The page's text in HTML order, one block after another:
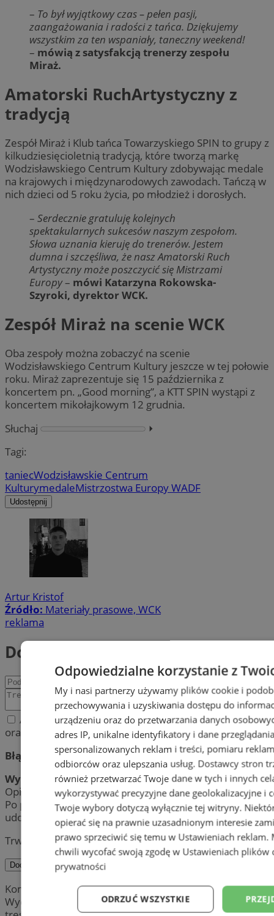
– To był wyjątkowy czas – pełen pasji,
zaangażowania i radości z tańca. Dziękujemy
wszystkim za ten wspaniały, taneczny weekend!
– mówią z satysfakcją trenerzy zespołu
Miraż.
Amatorski RuchArtystyczny z
tradycją
Zespół Miraż i Klub tańca Towarzyskiego SPIN to grupy z
kilkudziesięcioletnią tradycją, które tworzą markę
Wodzisławskiego Centrum Kultury zdobywając medale
na krajowych i międzynarodowych zawodach. Tańczą w
nich dzieci od 5 roku życia, po młodzież i dorosłych.
– Serdecznie gratuluję kolejnych
spektakularnych sukcesów naszym zespołom.
Słowa uznania kieruję do trenerów. Jestem
dumna i szczęśliwa, że nasz Amatorski Ruch
Artystyczny może poszczycić się Mistrzami
Europy– mówi Katarzyna Rokowska-
Szyroki, dyrektor WCK.
Zespół Miraż na scenie WCK
Oba zespoły można zobaczyć na scenie
Wodzisławskiego Centrum Kultury jeszcze w tej połowie
roku. Miraż zaprezentuje się 15 października z
koncertem pn. „Good morning”, a KTT SPIN wystąpi z
koncertem mikołajkowym 12 grudnia.
Słuchaj
⏵︎
Tagi:
taniecWodzisławskie Centrum
KulturymedaleMistrzostwa Europy WADF
Udostępnij
Artur Kristof
Źródło: Materiały prasowe, WCK
reklama
Dodaj komentarz
Akceptuję regulamin zamieszczania komentarzy
oraz politykę prywatności.
Błąd:
Wynik:
Opinia została pomyślnie dodana.
Po przeprowadzeniu weryfikacji, jej treść zostanie
udostępniona publicznie.
Trwa wysyłanie komentarza ...
Dodaj komentarz
Komentarze są prywatnymi opiniami użytkowników.
Wydawca portalu nie ponosi odpowiedzialności za
Odpowiedzialne korzystanie z
My i nasi partnerzy używamy plików cookie i
przechowywania i uzyskiwania dostępu do
urządzeniu oraz do przetwarzania danych
adres IP, unikalne identyfikatory i dane
spersonalizowanych reklam i treści, pomiaru
odbiorców oraz ulepszania usług. Dostawcy stron
również przetwarzać Twoje dane w tych i innych
wykorzystywać precyzyjne dane geolokalizacyjne i
Twoje wybory dotyczą wyłącznie tej witryny.
opierać się na prawnie uzasadnionym interesie
prawo sprzeciwić się temu w Ustawieniach reklam.
chwili wycofać swoją zgodę w Ustawieniach plików
prywatności
ODRZUĆ WSZYSTKIE